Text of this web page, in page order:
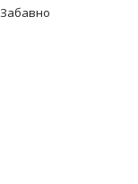
Забавно